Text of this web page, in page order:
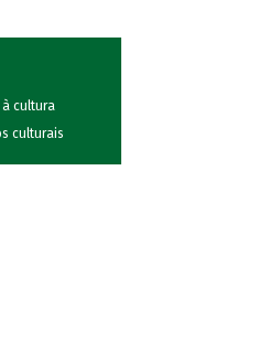
à cultura
culturais